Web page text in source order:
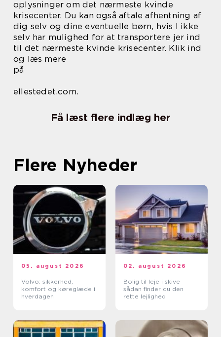
oplysninger om det nærmeste kvinde
krisecenter. Du kan også aftale afhentning af
dig selv og dine eventuelle børn, hvis I ikke
selv har mulighed for at transportere jer ind
til det nærmeste kvinde krisecenter. Klik ind
og læs mere
på
ellestedet.com.
Få læst flere indlæg her
Flere Nyheder
05. august 2026
Volvo: sikkerhed,
komfort og køreglæde i
hverdagen
02. august 2026
Bolig til leje i skive
sådan finder du den
rette lejlighed